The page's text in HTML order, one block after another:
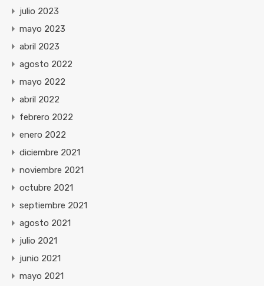
julio 2023
mayo 2023
abril 2023
agosto 2022
mayo 2022
abril 2022
febrero 2022
enero 2022
diciembre 2021
noviembre 2021
octubre 2021
septiembre 2021
agosto 2021
julio 2021
junio 2021
mayo 2021